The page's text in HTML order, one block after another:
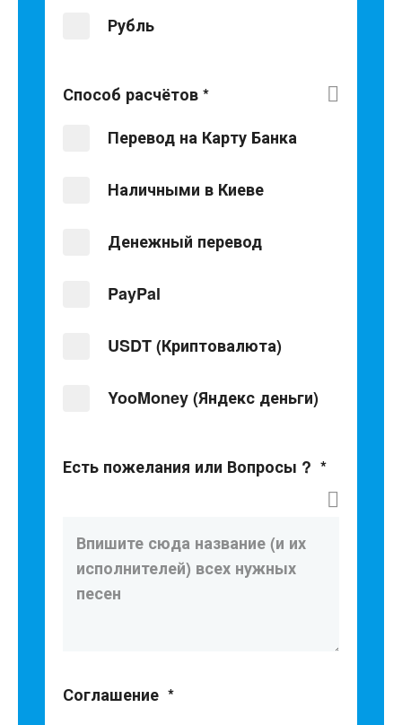
Рубль
Способ расчётов*
Перевод на Карту Банка
Наличными в Киеве
Денежный перевод
PayPal
USDT (Криптовалюта)
YooMoney (Яндекс деньги)
Есть пожелания или Вопросы ? *
Соглашение *